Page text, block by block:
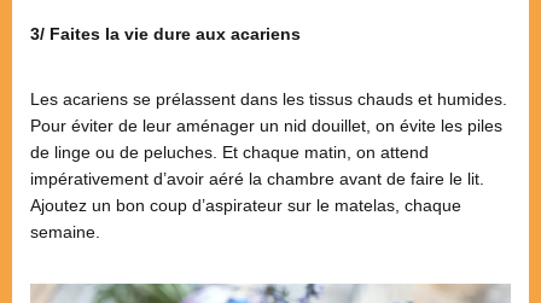
3/ Faites la vie dure aux acariens
Les acariens se prélassent dans les tissus chauds et humides.
Pour éviter de leur aménager un nid douillet, on évite les piles
de linge ou de peluches. Et chaque matin, on attend
impérativement d’avoir aéré la chambre avant de faire le lit.
Ajoutez un bon coup d’aspirateur sur le matelas, chaque
semaine.